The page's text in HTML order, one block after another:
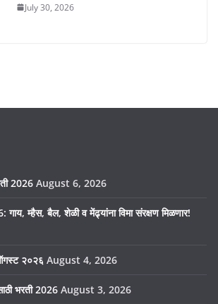
July 30, 2026
2026 August 6, 2026
गाय, म्हैस, बैल, शेळी व मेंढ्यांना विमा संरक्षण मिळणार!
२०२६ August 4, 2026
भरती 2026 August 3, 2026